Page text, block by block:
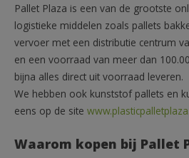
Pallet Plaza is een van de grootste
logistieke middelen zoals pallets
vervoer met een distributie centrum
en een voorraad van meer dan
bijna alles direct uit voorraad leveren.
We hebben ook kunststof pallets en
eens op de site
Waarom kopen bij Pallet